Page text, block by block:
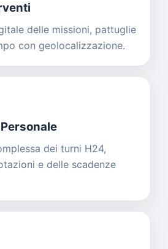
delle missioni, pattuglie
con geolocalizzazione.
dei turni H24,
e delle scadenze